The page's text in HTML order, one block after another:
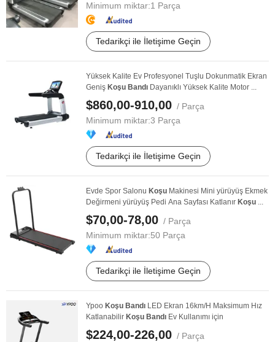
Minimum miktar:1 Parça
Tedarikçi ile İletişime Geçin
Yüksek Kalite Ev Profesyonel Tuşlu Dokunmatik Ekran
Geniş Koşu Bandı Dayanıklı Yüksek Kalite Motor ...
$860,00-910,00 / Parça
Minimum miktar:3 Parça
Tedarikçi ile İletişime Geçin
Evde Spor Salonu Koşu Makinesi Mini yürüyüş Ekmek
Değirmeni yürüyüş Pedi Ana Sayfası Katlanır Koşu ...
$70,00-78,00 / Parça
Minimum miktar:50 Parça
Tedarikçi ile İletişime Geçin
Ypoo Koşu Bandı LED Ekran 16km/H Maksimum Hız
Katlanabilir Koşu Bandı Ev Kullanımı için
$224,00-226,00 / Parça